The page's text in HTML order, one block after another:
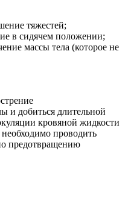
тяжестей;
в сидячем положении;
массы тела (которое не
и добиться длительной
кровяной жидкости
проводить
предотвращению